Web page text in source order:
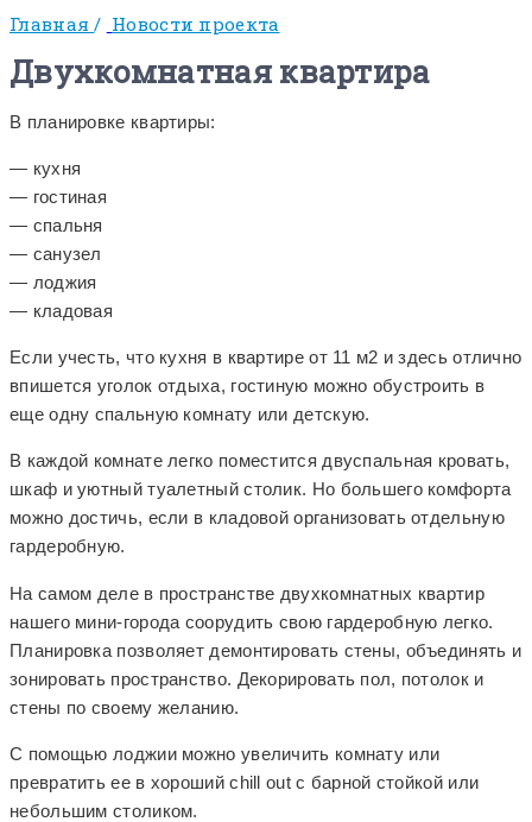
Главная/ Новости проекта
Двухкомнатная квартира
В планировке квартиры:
— кухня
— гостиная
— спальня
— санузел
— лоджия
— кладовая
Если учесть, что кухня в квартире от 11 м2 и здесь отлично
впишется уголок отдыха, гостиную можно обустроить в
еще одну спальную комнату или детскую.
В каждой комнате легко поместится двуспальная кровать,
шкаф и уютный туалетный столик. Но большего комфорта
можно достичь, если в кладовой организовать отдельную
гардеробную.
На самом деле в пространстве двухкомнатных квартир
нашего мини-города соорудить свою гардеробную легко.
Планировка позволяет демонтировать стены, объединять и
зонировать пространство. Декорировать пол, потолок и
стены по своему желанию.
С помощью лоджии можно увеличить комнату или
превратить ее в хороший chill out с барной стойкой или
небольшим столиком.